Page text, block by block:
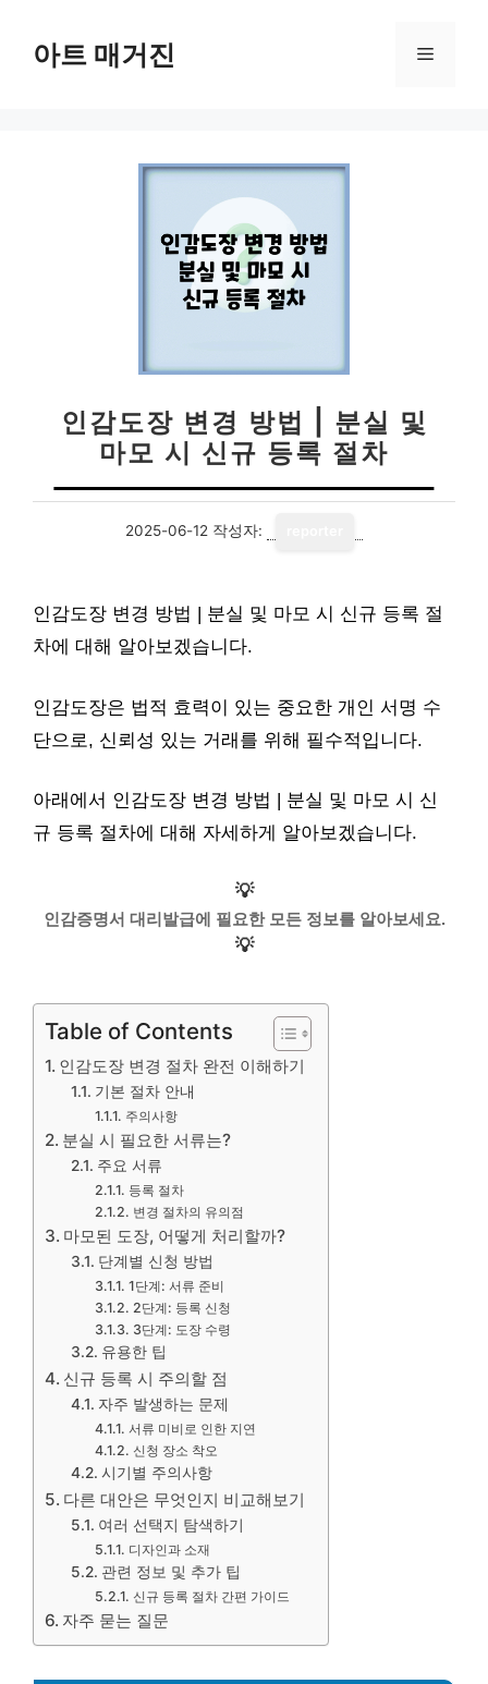
아트 매거진 메
인감도장 변경 방법 | 분실 및
마모 시 신규 등록 절차
2025-06-12 작성자:
인감도장 변경 방법 | 분실 및 마모 시 신규 등록 절
차에 대해 알아보겠습니다.
인감도장은 법적 효력이 있는 중요한 개인 서명 수
단으로, 신뢰성 있는 거래를 위해 필수적입니다.
아래에서 인감도장 변경 방법 | 분실 및 마모 시 신
규 등록 절차에 대해 자세하게 알아보겠습니다.
💡
인감증명서 대리발급에 필요한 모든 정보를 알아보세요.
💡
Table of Contents
인감도장 변경 절차 완전 이해하기
기본 절차 안내
주의사항
분실 시 필요한 서류는?
주요 서류
등록 절차
변경 절차의 유의점
마모된 도장, 어떻게 처리할까?
단계별 신청 방법
1단계: 서류 준비
2단계: 등록 신청
3단계: 도장 수령
유용한 팁
신규 등록 시 주의할 점
자주 발생하는 문제
서류 미비로 인한 지연
신청 장소 착오
시기별 주의사항
다른 대안은 무엇인지 비교해보기
여러 선택지 탐색하기
디자인과 소재
관련 정보 및 추가 팁
신규 등록 절차 간편 가이드
자주 묻는 질문